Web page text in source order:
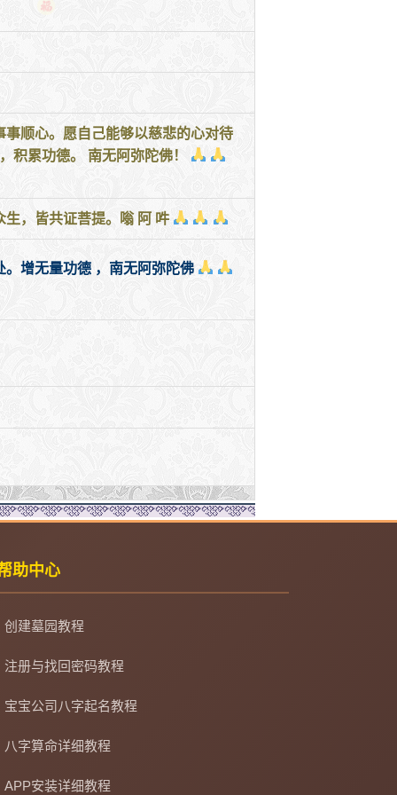
顺心。愿自己能够以慈悲的心对待
积累功德。 南无阿弥陀佛！
，皆共证菩提。嗡 阿 吽
增无量功德 ，南无阿弥陀佛
助中心
创建墓园教程
注册与找回密码教程
宝宝公司八字起名教程
八字算命详细教程
APP安装详细教程